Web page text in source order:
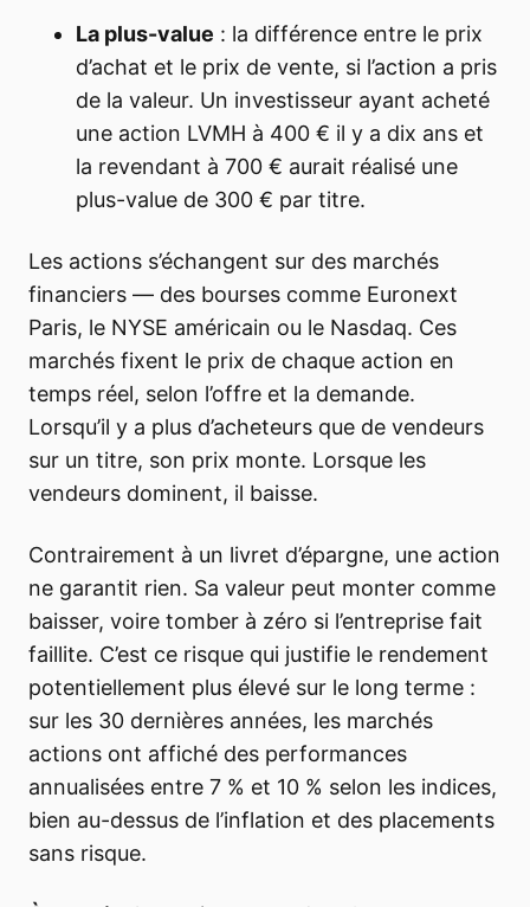
La plus-value : la différence entre le prix
d’achat et le prix de vente, si l’action a pris
de la valeur. Un investisseur ayant acheté
une action LVMH à 400 € il y a dix ans et
la revendant à 700 € aurait réalisé une
plus-value de 300 € par titre.
Les actions s’échangent sur des marchés
financiers — des bourses comme Euronext
Paris, le NYSE américain ou le Nasdaq. Ces
marchés fixent le prix de chaque action en
temps réel, selon l’offre et la demande.
Lorsqu’il y a plus d’acheteurs que de vendeurs
sur un titre, son prix monte. Lorsque les
vendeurs dominent, il baisse.
Contrairement à un livret d’épargne, une action
ne garantit rien. Sa valeur peut monter comme
baisser, voire tomber à zéro si l’entreprise fait
faillite. C’est ce risque qui justifie le rendement
potentiellement plus élevé sur le long terme :
sur les 30 dernières années, les marchés
actions ont affiché des performances
annualisées entre 7 % et 10 % selon les indices,
bien au-dessus de l’inflation et des placements
sans risque.